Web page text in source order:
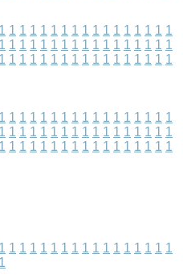
1 1 1 1 1 1 1 1 1 1 1 1 1 1 1 1 1
1 1 1 1 1 1 1 1 1 1 1 1 1 1 1 1 1
1 1 1 1 1 1 1 1 1 1 1 1 1 1 1 1 1
1 1 1 1 1 1 1 1 1 1 1 1 1 1 1 1 1
1 1 1 1 1 1 1 1 1 1 1 1 1 1 1 1 1
1 1 1 1 1 1 1 1 1 1 1 1 1 1 1 1 1
1 1 1 1 1 1 1 1 1 1 1 1 1 1 1 1 1
1